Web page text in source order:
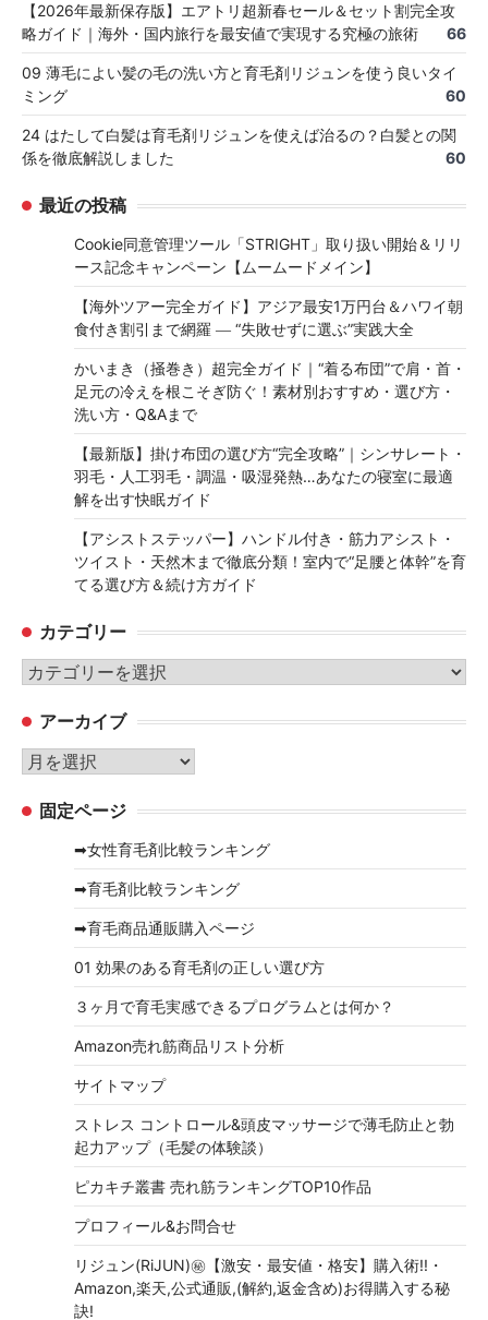
【2026年最新保存版】エアトリ超新春セール＆セット割完全攻
略ガイド｜海外・国内旅行を最安値で実現する究極の旅術
66
09 薄毛によい髪の毛の洗い方と育毛剤リジュンを使う良いタイ
ミング
60
24 はたして白髪は育毛剤リジュンを使えば治るの？白髪との関
係を徹底解説しました
60
最近の投稿
Cookie同意管理ツール「STRIGHT」取り扱い開始＆リリ
ース記念キャンペーン【ムームードメイン】
【海外ツアー完全ガイド】アジア最安1万円台＆ハワイ朝
食付き割引まで網羅 ― “失敗せずに選ぶ”実践大全
かいまき（掻巻き）超完全ガイド｜“着る布団”で肩・首・
足元の冷えを根こそぎ防ぐ！素材別おすすめ・選び方・
洗い方・Q&Aまで
【最新版】掛け布団の選び方“完全攻略”｜シンサレート・
羽毛・人工羽毛・調温・吸湿発熱…あなたの寝室に最適
解を出す快眠ガイド
【アシストステッパー】ハンドル付き・筋力アシスト・
ツイスト・天然木まで徹底分類！室内で“足腰と体幹”を育
てる選び方＆続け方ガイド
カテゴリー
カ
ゴ
リ
ー
アーカイブ
ア
カ 固定ページ
➡女性育毛剤比較ランキング
➡育毛剤比較ランキング
➡育毛商品通販購入ページ
01 効果のある育毛剤の正しい選び方
３ヶ月で育毛実感できるプログラムとは何か？
Amazon売れ筋商品リスト分析
サイトマップ
ストレス コントロール&頭皮マッサージで薄毛防止と勃
起力アップ（毛髪の体験談）
ピカキチ叢書 売れ筋ランキングTOP10作品
プロフィール&お問合せ
リジュン(RiJUN)㊙【激安・最安値・格安】購入術!!・
Amazon,楽天,公式通販,(解約,返金含め)お得購入する秘
訣!